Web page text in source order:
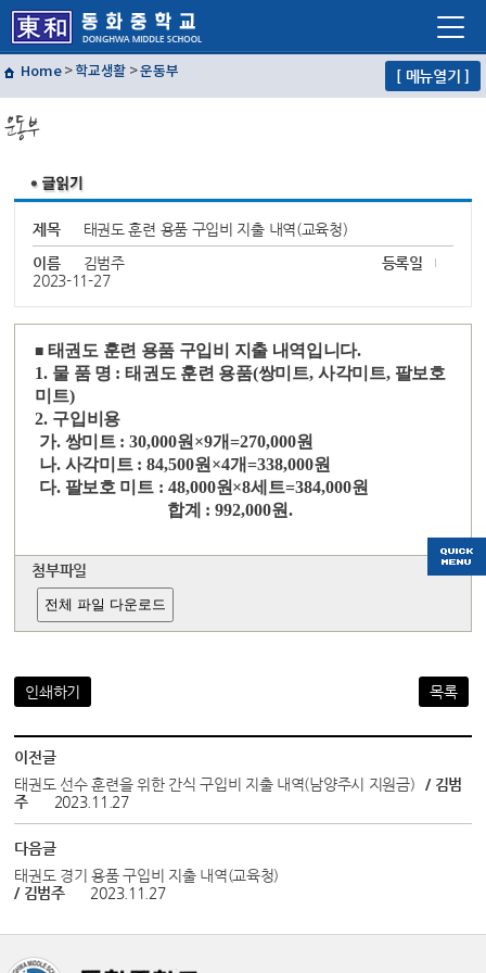
학교혁신
Home>학교생활 >운동부 [ 메뉴열기 ]
운동부
제목
태권도 훈련 용품 구입비 지출 내역(교육청)
이름
김범주
등록일
2023-11-27
■ 태권도 훈련 용품 구입비 지출 내역입니다.
1. 물 품 명 :태권도 훈련 용품(쌍미트, 사각미트, 팔보호
미트)
2. 구입비용
가. 쌍미트 : 30,000원 ×9개=270,000원
나. 사각미트 : 84,500원 ×4개=338,000원
다. 팔보호 미트 : 48,000원×8세트=384,000원
합계 : 992,000원.
첨부파일
전체 파일 다운로드
인쇄하기 목록
이전글
태권도 선수 훈련을 위한 간식 구입비 지출 내역(남양주시 지원금)
/ 김범
주
2023.11.27
다음글
태권도 경기 용품 구입비 지출 내역(교육청)
/ 김범주
2023.11.27